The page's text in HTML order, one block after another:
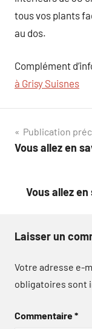
tous vos plants
au dos.
Complément
à Grisy Suisnes
de
Publication
Vous allez en
Vous allez
Laisser un
Votre adresse e-
obligatoires sont
Commentaire*